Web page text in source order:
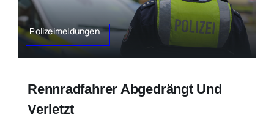
Polizeimeldungen
Rennradfahrer Abgedrängt Und
Verletzt